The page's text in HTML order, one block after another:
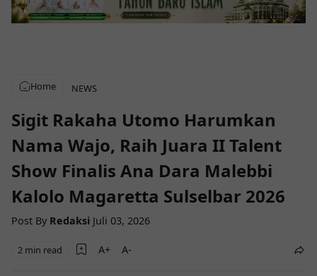
Home NEWS
Sigit Rakaha Utomo Harumkan
Nama Wajo, Raih Juara II Talent
Show Finalis Ana Dara Malebbi
Kalolo Magaretta Sulselbar 2026
Post By Redaksi Juli 03, 2026
2 min read